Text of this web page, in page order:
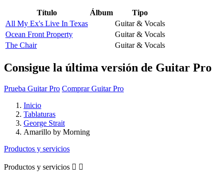
Título Álbum
Tipo
All My Ex's Live In Texas
Guitar & Vocals
Ocean Front Property
Guitar & Vocals
The Chair
Guitar & Vocals
Consigue la última versión de Guitar Pro
Prueba Guitar Pro Comprar Guitar Pro
Inicio
Tablaturas
George Strait
Amarillo by Morning
Productos y servicios
Productos y servicios  